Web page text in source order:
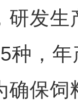
研发生
种，
饲料